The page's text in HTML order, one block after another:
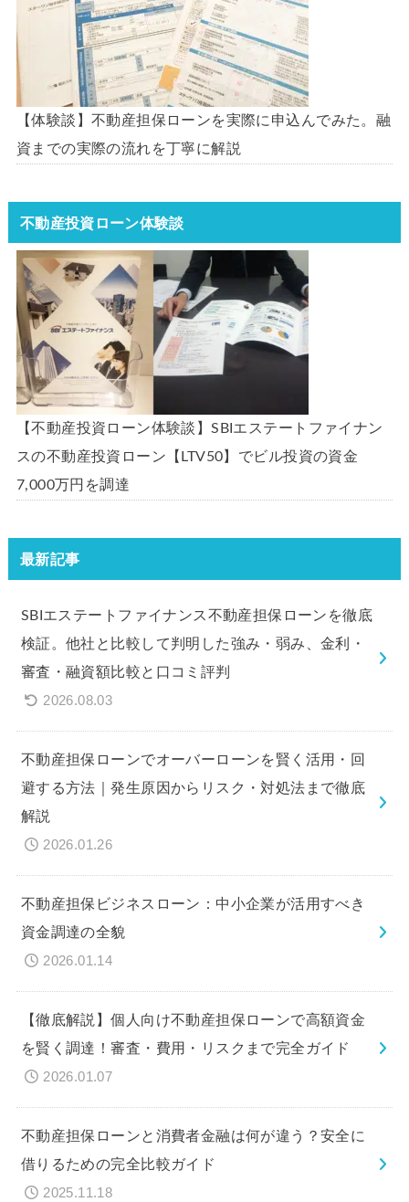
【体験談】不動産担保ローンを実際に申込んでみた。融
資までの実際の流れを丁寧に解説
不動産投資ローン体験談
【不動産投資ローン体験談】SBIエステートファイナン
スの不動産投資ローン【LTV50】でビル投資の資金
7,000万円を調達
最新記事
SBIエステートファイナンス不動産担保ローンを徹底
検証。他社と比較して判明した強み・弱み、金利・
審査・融資額比較と口コミ評判
2026.08.03
不動産担保ローンでオーバーローンを賢く活用・回
避する方法｜発生原因からリスク・対処法まで徹底
解説
2026.01.26
不動産担保ビジネスローン：中小企業が活用すべき
資金調達の全貌
2026.01.14
【徹底解説】個人向け不動産担保ローンで高額資金
を賢く調達！審査・費用・リスクまで完全ガイド
2026.01.07
不動産担保ローンと消費者金融は何が違う？安全に
借りるための完全比較ガイド
2025.11.18